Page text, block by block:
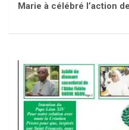
Marie à célébré l’action